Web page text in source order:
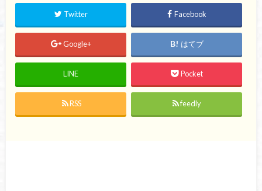
Twitter Facebook
Google+ はてブ
LINE Pocket
RSS feedly